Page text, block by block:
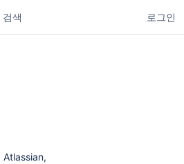
로그인
Atlassian,